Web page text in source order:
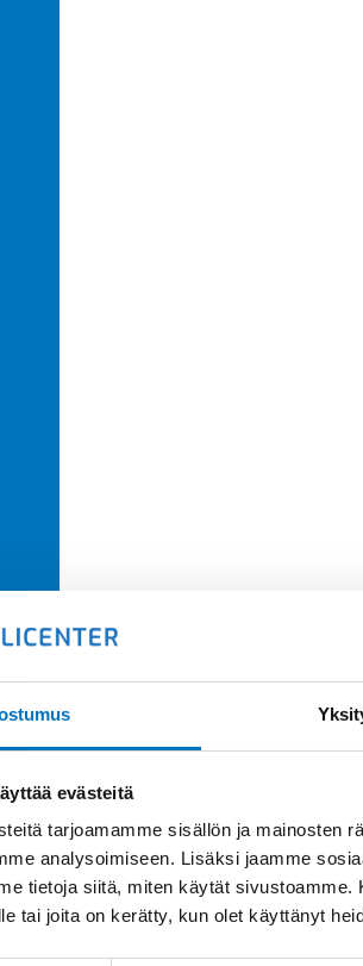
evästeitä
tarjoamamme sisällön ja mainosten
analysoimiseen. Lisäksi jaamme
tietoja siitä, miten käytät
tai joita on kerätty, kun olet käyttänyt
Anna